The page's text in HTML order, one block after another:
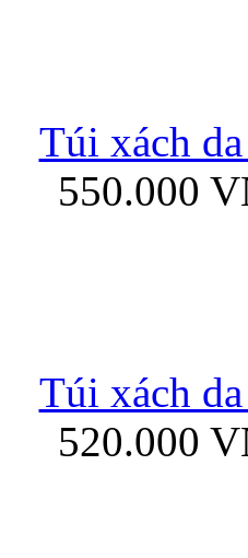
Bao da iPad
Túi xách
550.000
Túi xách
520.000